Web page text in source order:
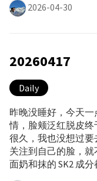
2026-04-30
20260417
Daily
昨晚没睡好，今天
情，脸颊泛红脱皮
很久，我也没想过
关注到自己的脸，
面奶和抹的 SK2 成分